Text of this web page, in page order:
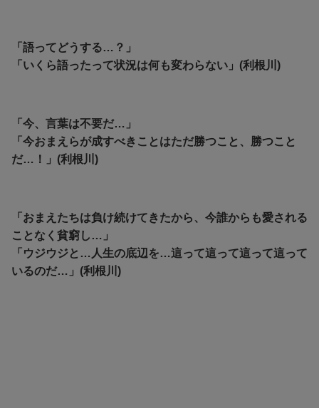
「語ってどうする…？」
「いくら語ったって状況は何も変わらない」(利根川)
「今、言葉は不要だ…」
「今おまえらが成すべきことはただ勝つこと、勝つこと
だ…！」(利根川)
「おまえたちは負け続けてきたから、今誰からも愛される
ことなく貧窮し…」
「ウジウジと…人生の底辺を…這って這って這って這って
いるのだ…」(利根川)